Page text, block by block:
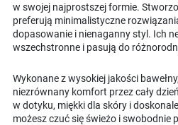
w swojej najprostszej formie.
preferują minimalistyczne
dopasowanie i nienaganny styl. Ich
wszechstronne i pasują do
Wykonane z wysokiej jakości
niezrównany komfort przez cały
w dotyku, miękki dla skóry i
możesz czuć się świeżo i swobodnie